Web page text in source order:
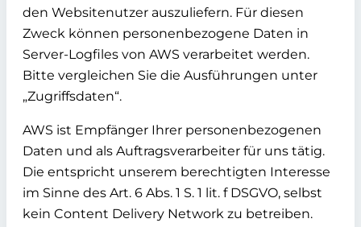
den Websitenutzer auszuliefern. Für diesen
Zweck können personenbezogene Daten in
Server-Logfiles von AWS verarbeitet werden.
Bitte vergleichen Sie die Ausführungen unter
„Zugriffsdaten“.
AWS ist Empfänger Ihrer personenbezogenen
Daten und als Auftragsverarbeiter für uns tätig.
Die entspricht unserem berechtigten Interesse
im Sinne des Art. 6 Abs. 1 S. 1 lit. f DSGVO, selbst
kein Content Delivery Network zu betreiben.